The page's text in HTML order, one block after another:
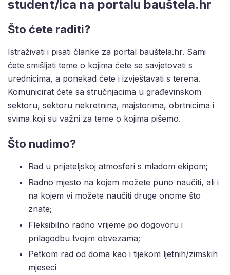
student/ica na portalu bauštela.hr
Što ćete raditi?
Istraživati i pisati članke za portal bauštela.hr. Sami
ćete smišljati teme o kojima ćete se savjetovati s
urednicima, a ponekad ćete i izvještavati s terena.
Komunicirat ćete sa stručnjacima u građevinskom
sektoru, sektoru nekretnina, majstorima, obrtnicima i
svima koji su važni za teme o kojima pišemo.
Što nudimo?
Rad u prijateljskoj atmosferi s mladom ekipom;
Radno mjesto na kojem možete puno naučiti, ali i
na kojem vi možete naučiti druge onome što
znate;
Fleksibilno radno vrijeme po dogovoru i
prilagodbu tvojim obvezama;
Petkom rad od doma kao i tijekom ljetnih/zimskih
mjeseci